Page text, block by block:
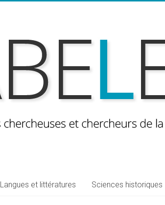
Langues et littératures Sciences historiques